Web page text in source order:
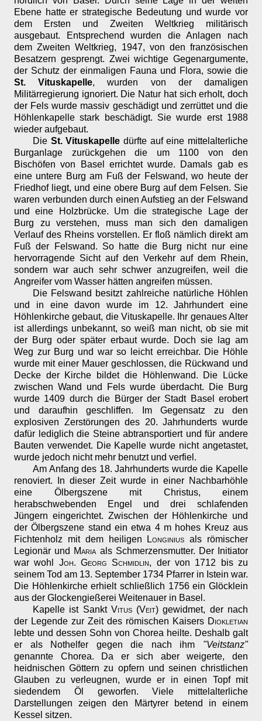
Ebene hatte er strategische Bedeutung und wurde vor
dem Ersten und Zweiten Weltkrieg militärisch
ausgebaut. Entsprechend wurden die Anlagen nach
dem Zweiten Weltkrieg, 1947, von den französischen
Besatzern gesprengt. Zwei wichtige Gegenargumente,
der Schutz der einmaligen Fauna und Flora, sowie die
St. Vituskapelle, wurden von der damaligen
Militärregierung ignoriert. Die Natur hat sich erholt, doch
der Fels wurde massiv geschädigt und zerrüttet und die
Höhlenkapelle stark beschädigt. Sie wurde erst 1988
wieder aufgebaut.
Die St. Vituskapelle dürfte auf eine mittelalterliche
Burganlage zurückgehen die um 1100 von den
Bischöfen von Basel errichtet wurde. Damals gab es
eine untere Burg am Fuß der Felswand, wo heute der
Friedhof liegt, und eine obere Burg auf dem Felsen. Sie
waren verbunden durch einen Aufstieg an der Felswand
und eine Holzbrücke. Um die strategische Lage der
Burg zu verstehen, muss man sich den damaligen
Verlauf des Rheins vorstellen. Er floß nämlich direkt am
Fuß der Felswand. So hatte die Burg nicht nur eine
hervorragende Sicht auf den Verkehr auf dem Rhein,
sondern war auch sehr schwer anzugreifen, weil die
Angreifer vom Wasser hätten angreifen müssen.
Die Felswand besitzt zahlreiche natürliche Höhlen
und in eine davon wurde im 12. Jahrhundert eine
Höhlenkirche gebaut, die Vituskapelle. Ihr genaues Alter
ist allerdings unbekannt, so weiß man nicht, ob sie mit
der Burg oder später erbaut wurde. Doch sie lag am
Weg zur Burg und war so leicht erreichbar. Die Höhle
wurde mit einer Mauer geschlossen, die Rückwand und
Decke der Kirche bildet die Höhlenwand. Die Lücke
zwischen Wand und Fels wurde überdacht. Die Burg
wurde 1409 durch die Bürger der Stadt Basel erobert
und daraufhin geschliffen. Im Gegensatz zu den
explosiven Zerstörungen des 20. Jahrhunderts wurde
dafür lediglich die Steine abtransportiert und für andere
Bauten verwendet. Die Kapelle wurde nicht angetastet,
wurde jedoch nicht mehr benutzt und verfiel.
Am Anfang des 18. Jahrhunderts wurde die Kapelle
renoviert. In dieser Zeit wurde in einer Nachbarhöhle
eine Ölbergszene mit Christus, einem
herabschwebenden Engel und drei schlafenden
Jüngern eingerichtet. Zwischen der Höhlenkirche und
der Ölbergszene stand ein etwa 4 m hohes Kreuz aus
Fichtenholz mit dem heiligen
Longinius als römischer
Legionär und Maria als Schmerzensmutter. Der Initiator
war wohl Joh. Georg Schmidlin, der von 1712 bis zu
seinem Tod am 13. September 1734 Pfarrer in Istein war.
Die Höhlenkirche erhielt schließlich 1756 ein Glöcklein
aus der Glockengießerei Weitenauer in Basel.
Kapelle ist Sankt Vitus(Veit) gewidmet, der nach
der Legende zur Zeit des römischen Kaisers Diokletian
lebte und dessen Sohn von Chorea heilte. Deshalb galt
er als Nothelfer gegen die nach ihm "Veitstanz"
genannte Chorea. Da er sich aber weigerte, den
heidnischen Göttern zu opfern und seinen christlichen
Glauben zu verleugnen, wurde er in einen Topf mit
siedendem Öl geworfen. Viele mittelalterliche
Darstellungen zeigen den Märtyrer betend in einem
Kessel sitzen.